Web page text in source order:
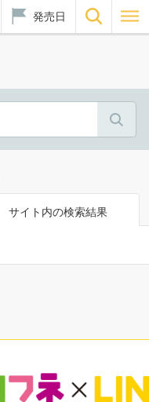
発売日
サイト内の検索結果